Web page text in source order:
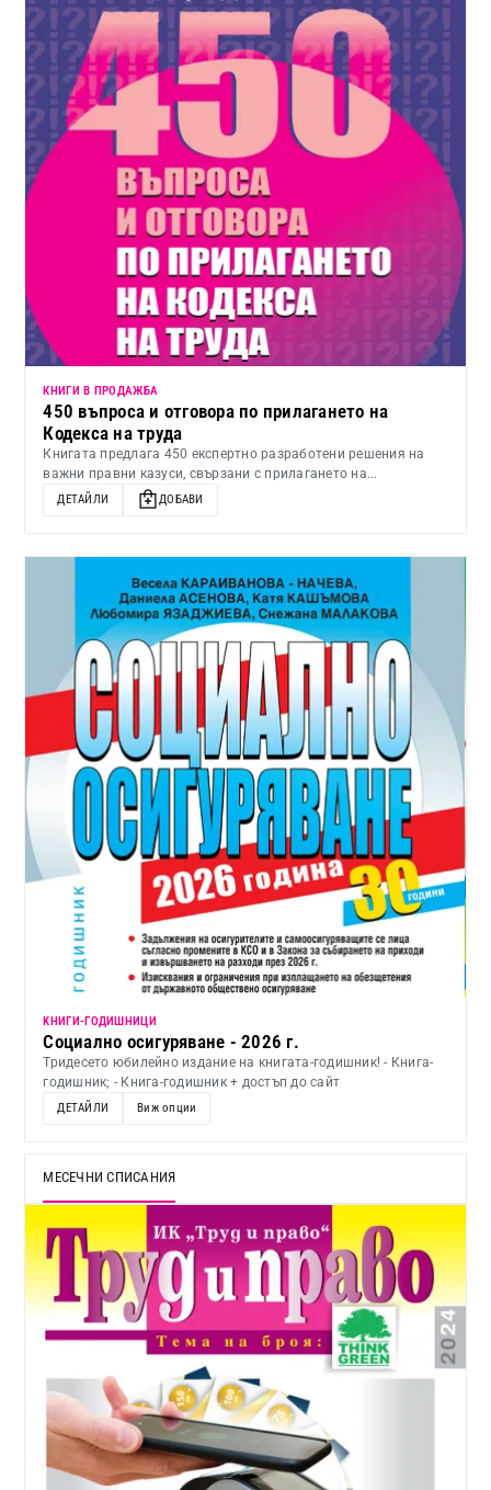
КНИГИ В ПРОДАЖБА
450 въпроса и отговора по прилагането на
Кодекса на труда
Книгата предлага 450 експертно разработени решения на
важни правни казуси, свързани с прилагането на...
ДЕТАЙЛИ ДОБАВИ
KНИГИ-ГОДИШНИЦИ
Социално осигуряване - 2026 г.
Тридесето юбилейно издание на книгата-годишник! - Книга-
годишник; - Книга-годишник + достъп до сайт
ДЕТАЙЛИ Виж опции
МЕСЕЧНИ СПИСАНИЯ